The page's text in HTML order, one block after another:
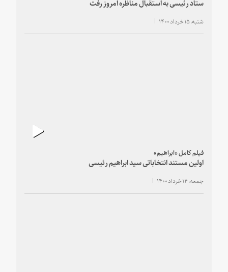
شنبه، ۱۵ خرداد ۱۴۰۰
فیلم کامل «ابراهیم»
اولین مستند انتخاباتی سید ابراهیم رئیسی
جمعه، ۱۴ خرداد ۱۴۰۰